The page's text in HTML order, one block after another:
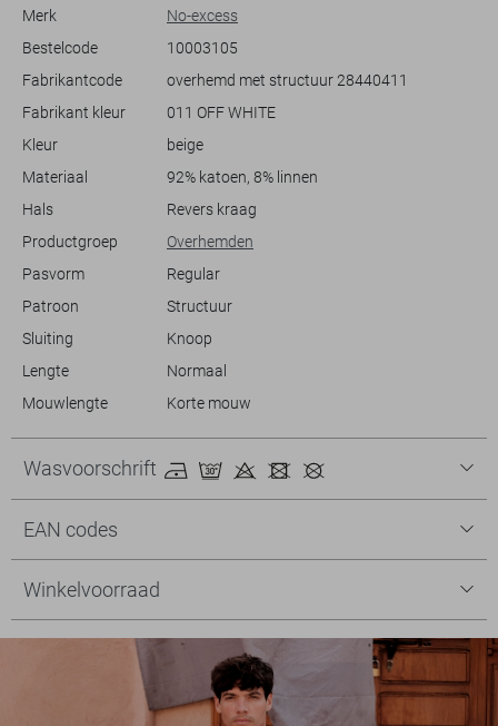
De veelzijdige uitstraling van dit overhemd maakt het een uitstekende
of een zomerse barbecue bijwoont, dit overhemd past moeiteloos bij
elke gelegenheid. Het tijdloze design is eenvoudig te combineren met
zowel jeans als chino's voor een stijlvolle casual look. Met de
toevoeging aan je garderobe.
Merk
No-excess
Bestelcode
10003105
Fabrikantcode
overhemd met structuur 28440411
Fabrikant kleur
011 OFF WHITE
Kleur
beige
Materiaal
92% katoen, 8% linnen
Hals
Revers kraag
Productgroep
Overhemden
Pasvorm
Regular
Patroon
Structuur
Sluiting
Knoop
Lengte
Normaal
Mouwlengte
Korte mouw
Wasvoorschrift
EAN codes
Winkelvoorraad